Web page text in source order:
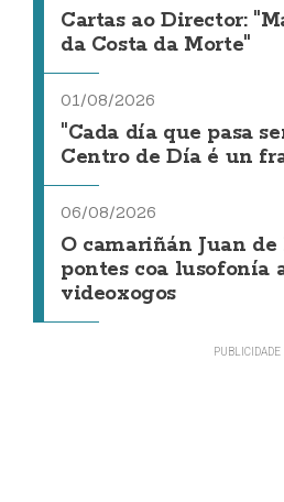
Cartas ao Director:
da Costa da Morte"
01/08/2026
"Cada día que pasa
Centro de Día é un
06/08/2026
O camariñán Juan
pontes coa lusofonía
videoxogos